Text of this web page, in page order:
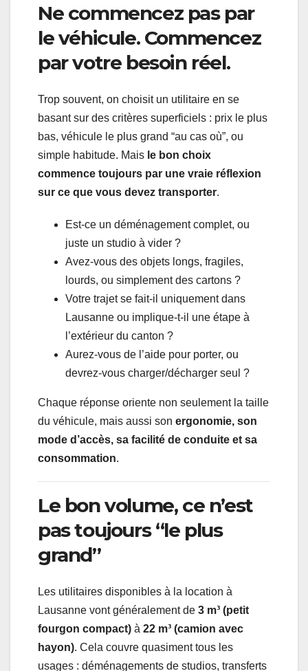
Ne commencez pas par
le véhicule. Commencez
par votre besoin réel.
Trop souvent, on choisit un utilitaire en se
basant sur des critères superficiels : prix le plus
bas, véhicule le plus grand “au cas où”, ou
simple habitude. Mais le bon choix
commence toujours par une vraie réflexion
sur ce que vous devez transporter.
Est-ce un déménagement complet, ou
juste un studio à vider ?
Avez-vous des objets longs, fragiles,
lourds, ou simplement des cartons ?
Votre trajet se fait-il uniquement dans
Lausanne ou implique-t-il une étape à
l’extérieur du canton ?
Aurez-vous de l’aide pour porter, ou
devrez-vous charger/décharger seul ?
Chaque réponse oriente non seulement la taille
du véhicule, mais aussi son ergonomie, son
mode d’accès, sa facilité de conduite et sa
consommation.
Le bon volume, ce n’est
pas toujours “le plus
grand”
Les utilitaires disponibles à la location à
Lausanne vont généralement de 3 m³ (petit
fourgon compact) à 22 m³ (camion avec
hayon). Cela couvre quasiment tous les
usages : déménagements de studios, transferts